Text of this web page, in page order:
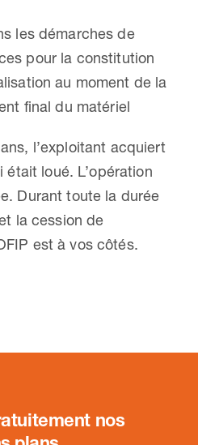
les démarches de
pour la constitution
au moment de la
final du matériel
l’exploitant acquiert
loué. L’opération
Durant toute la durée
la cession de
est à vos côtés.
nos